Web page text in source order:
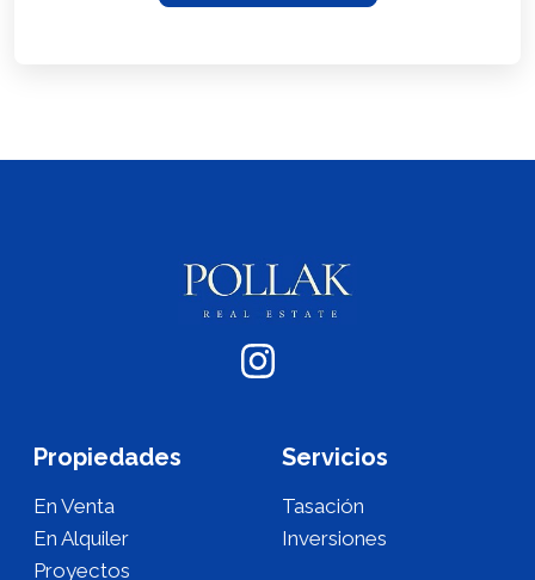
Propiedades
En Venta
En Alquiler
Proyectos
Servicios
Tasación
Inversiones